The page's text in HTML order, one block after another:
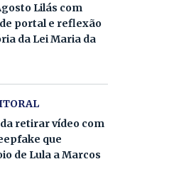
Lilás com
portal e reflexão
da Lei Maria da
retirar vídeo com
que
de Lula a Marcos